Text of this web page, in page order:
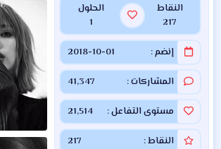
النقاط
217
الحلول
1
إنضم 2018-10-01
المشاركات 41,347
مستوى التفاعل 21,514
النقاط 217